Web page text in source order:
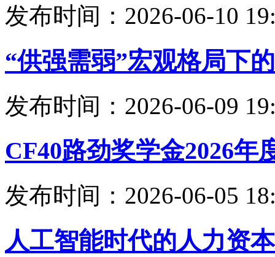
发布时间：2026-06-10
“供强需弱”宏观格局下
发布时间：2026-06-09
CF40路劲奖学金2026年
发布时间：2026-06-05
人工智能时代的人力资